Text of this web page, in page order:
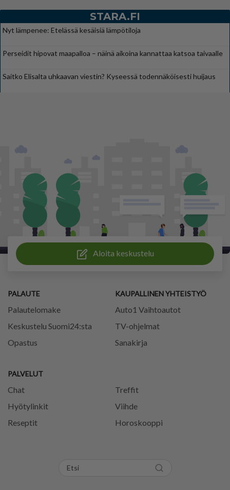
STARA.FI
Nyt lämpenee: Etelässä kesäisiä lämpötiloja
Perseidit hipovat maapalloa – näinä aikoina kannattaa katsoa taivaalle
Saitko Elisalta uhkaavan viestin? Kyseessä todennäköisesti huijaus
Aloita keskustelu
PALAUTE
Palautelomake
Keskustelu Suomi24:sta
Opastus
PALVELUT
Chat
Treffit
Hyötylinkit
Viihde
Reseptit
Horoskooppi
KAUPALLINEN YHTEISTYÖ
Auto1 Vaihtoautot
TV-ohjelmat
Sanakirja